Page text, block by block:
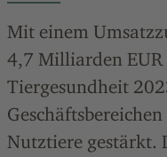
Mit einem
4,7 Milliarden
Tiergesundheit
Nutztiere gestärkt.